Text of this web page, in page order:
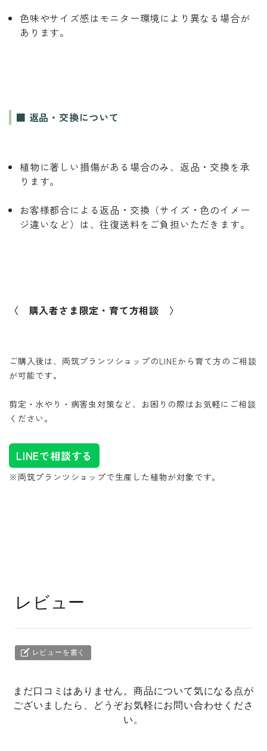
色味やサイズ感はモニター環境により異なる場合が
あります。
■ 返品・交換について
植物に著しい損傷がある場合のみ、返品・交換を承
ります。
お客様都合による返品・交換（サイズ・色のイメー
ジ違いなど）は、往復送料をご負担いただきます。
〈 購入者さま限定・育て方相談 〉
ご購入後は、両筑プランツショップのLINEから育て方のご相談
が可能です。
剪定・水やり・病害虫対策など、お困りの際はお気軽にご相談
ください。
LINEで相談する
※両筑プランツショップで生産した植物が対象です。
レビュー
レビューを書く
まだ口コミはありません。商品について気になる点が
ございましたら、どうぞお気軽にお問い合わせくださ
い。